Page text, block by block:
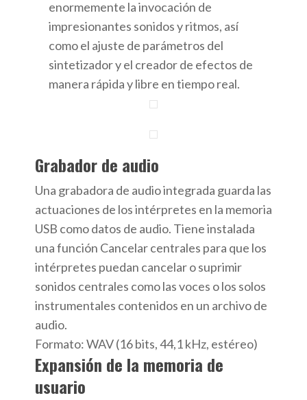
enormemente la invocación de
impresionantes sonidos y ritmos, así
como el ajuste de parámetros del
sintetizador y el creador de efectos de
manera rápida y libre en tiempo real.
Grabador de audio
Una grabadora de audio integrada guarda las
actuaciones de los intérpretes en la memoria
USB como datos de audio. Tiene instalada
una función Cancelar centrales para que los
intérpretes puedan cancelar o suprimir
sonidos centrales como las voces o los solos
instrumentales contenidos en un archivo de
audio.
Formato: WAV (16 bits, 44,1 kHz, estéreo)
Expansión de la memoria de
usuario